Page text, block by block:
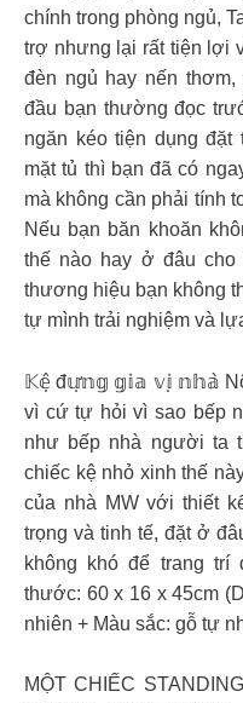
chính trong phòng ngủ,
trợ nhưng lại rất tiện lợi
đèn ngủ hay nến
đầu bạn thường đọc
ngăn kéo tiện dụng đặt
mặt tủ thì bạn đã có
mà không cần phải tính
Nếu bạn băn khoăn
thế nào hay ở đâu cho
thương hiệu bạn không
tự mình trải nghiệm và
𝕂𝕖̣̂ đ𝕦̛̣𝕟𝕘 𝕘𝕚𝕒 𝕧𝕚̣ 𝕟𝕙𝕒̀
vì cứ tự hỏi vì sao bếp
như bếp nhà người ta
chiếc kệ nhỏ xinh thế
của nhà MW với thiết
trọng và tinh tế, đặt ở
không khó để trang trí
thước: 60 x 16 x 45cm
nhiên + Màu sắc: gỗ tự
MỘT CHIẾC